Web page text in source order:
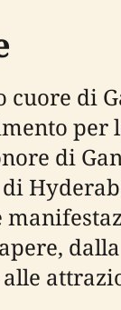
cuore di
per
di
di